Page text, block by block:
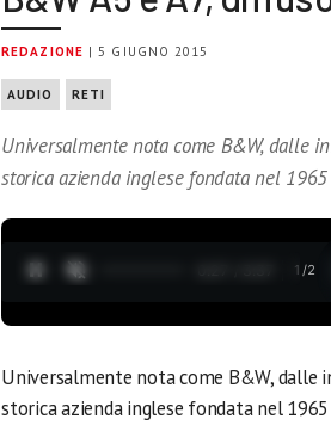
REDAZIONE | 5 GIUGNO 2015
AUDIO RETI
Universalmente nota come B&W, dalle
storica azienda inglese fondata nel
1 /2
Universalmente nota come B&W, dalle
storica azienda inglese fondata nel